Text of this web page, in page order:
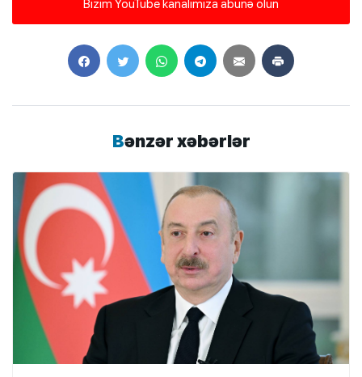
Bizim YouTube kanalımıza abunə olun
Bənzər xəbərlər